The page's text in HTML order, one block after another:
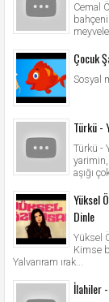
Cemal
Çocuk
Sosyal
Türkü -
Türkü -
yarimin,
aşığı
Yüksel
Dinle
Yüksel
Kimse
Yalvarıram ırak...
İlahiler